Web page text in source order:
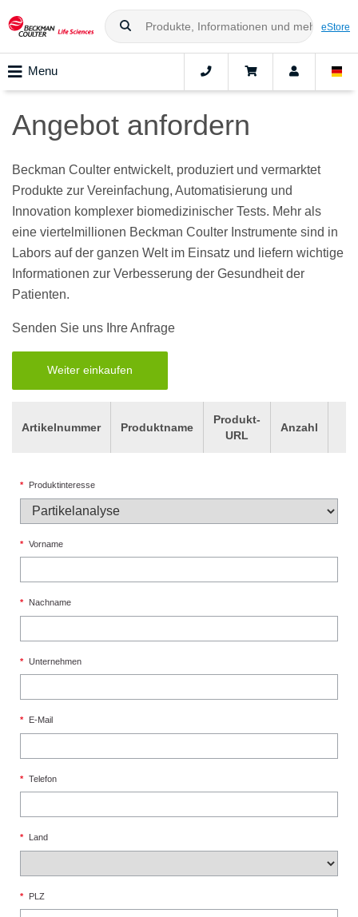
eStore
Menu
Angebot anfordern
Beckman Coulter entwickelt, produziert und vermarktet
Produkte zur Vereinfachung, Automatisierung und
Innovation komplexer biomedizinischer Tests. Mehr als
eine viertelmillionen Beckman Coulter Instrumente sind in
Labors auf der ganzen Welt im Einsatz und liefern wichtige
Informationen zur Verbesserung der Gesundheit der
Patienten.
Senden Sie uns Ihre Anfrage
Weiter einkaufen
Artikelnummer Produktname
Produkt-
URL
Anzahl
* Produktinteresse
* Vorname
* Nachname
* Unternehmen
* E-Mail
* Telefon
* Land
* PLZ